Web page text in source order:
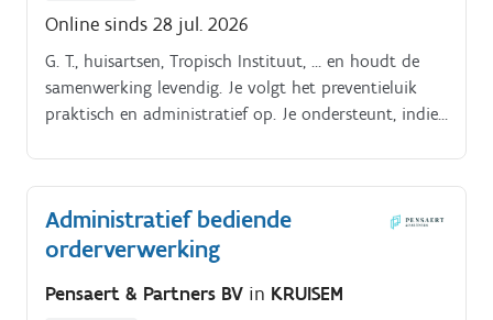
externe contacten.* Je behandelt dagelijks een groot
aantal telefonische vragen.* Je volgt dossiers op en
zorgt ervoor dat alle noodzakelijke informatie
aanwezig is.* Bij ontbrekende of onduidelijke
gegevens neem je proactief contact op met patiënten
of artsen.* Je ondersteunt de administratieve
opvolging van chauffeurs die stalen ophalen.* Je
zorgt ervoor dat stalen correct geregistreerd worden
en bij de juiste afdeling terechtkomen.* Je werkt mee
aan het onthaal van patiënten en bezoekers.* Je
verwerkt administratieve taken, post en meldingen.*
Online sinds 28 jul. 2026
G. T., huisartsen, Tropisch Instituut, … en houdt de
samenwerking levendig. Je volgt het preventieluik
praktisch en administratief op. Je ondersteunt, indien
Administratief bediende
orderverwerking
Pensaert & Partners BV in KRUISEM